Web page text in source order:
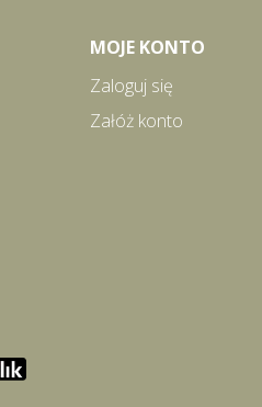
MOJE KONTO
Zaloguj się
Załóż konto